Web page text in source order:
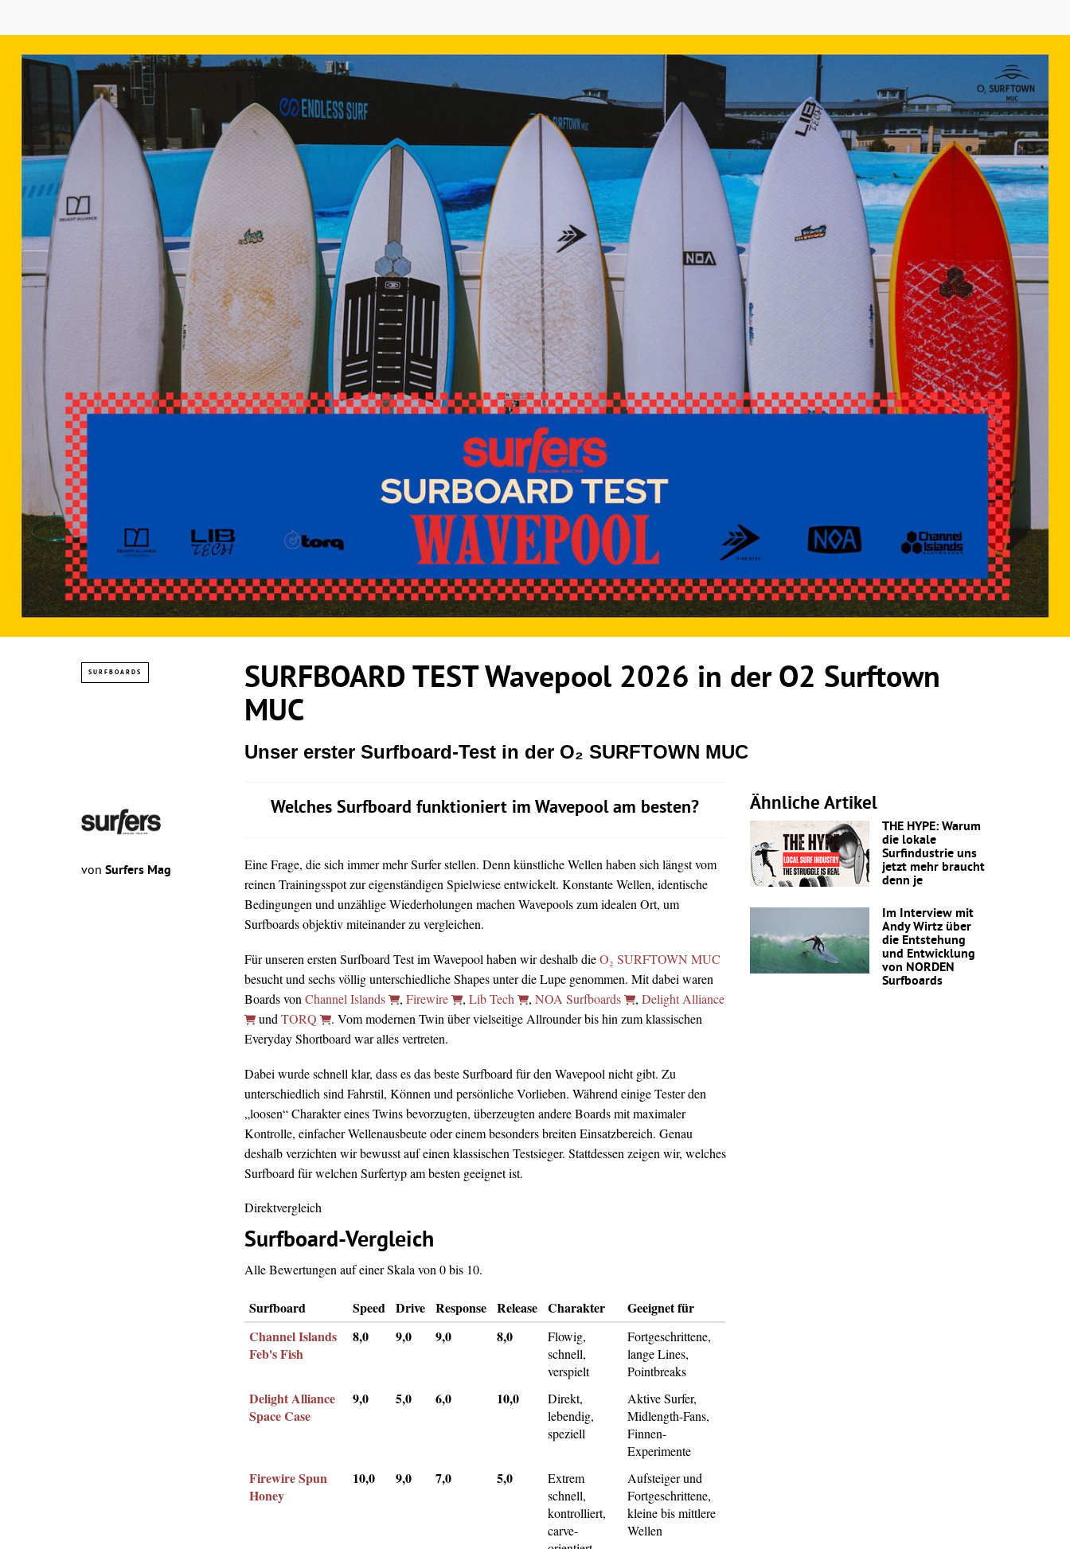
SURFBOARDS
SURFBOARD TEST Wavepool 2026 in der O2 Surftown
MUC
Unser erster Surfboard-Test in der O₂ SURFTOWN MUC
von Surfers Mag
Welches Surfboard funktioniert im Wavepool am besten?
Eine Frage, die sich immer mehr Surfer stellen. Denn künstliche Wellen haben sich längst vom
reinen Trainingsspot zur eigenständigen Spielwiese entwickelt. Konstante Wellen, identische
Bedingungen und unzählige Wiederholungen machen Wavepools zum idealen Ort, um
Surfboards objektiv miteinander zu vergleichen.
Für unseren ersten Surfboard Test im Wavepool haben wir deshalb dieO₂ SURFTOWN MUC
besucht und sechs völlig unterschiedliche Shapes unter die Lupe genommen. Mit dabei waren
Boards von Channel Islands , Firewire , Lib Tech , NOA Surfboards , Delight Alliance
und TORQ
. Vom modernen Twin über vielseitige Allrounder bis hin zum klassischen
Everyday Shortboard war alles vertreten.
Dabei wurde schnell klar, dass es das beste Surfboard für den Wavepool nicht gibt. Zu
unterschiedlich sind Fahrstil, Können und persönliche Vorlieben. Während einige Tester den
„loosen“ Charakter eines Twins bevorzugten, überzeugten andere Boards mit maximaler
Kontrolle, einfacher Wellenausbeute oder einem besonders breiten Einsatzbereich. Genau
deshalb verzichten wir bewusst auf einen klassischen Testsieger. Stattdessen zeigen wir, welches
Surfboard für welchen Surfertyp am besten geeignet ist.
Direktvergleich
Surfboard-Vergleich
Alle Bewertungen auf einer Skala von 0 bis 10.
Surfboard Speed Drive Response Release Charakter
Geeignet für
Channel Islands
Feb's Fish
8,0 9,0 9,0 8,0
Flowig,
schnell,
verspielt
Fortgeschrittene,
lange Lines,
Pointbreaks
Delight Alliance
Space Case
9,0 5,0 6,0 10,0
Direkt,
lebendig,
speziell
Aktive Surfer,
Midlength-Fans,
Finnen-
Experimente
Firewire Spun
Honey
10,0 9,0 7,0 5,0
Extrem
schnell,
kontrolliert,
carve-
Aufsteiger und
Fortgeschrittene,
kleine bis mittlere
Wellen
Ähnliche Artikel
THE HYPE: Warum
die lokale
Surfindustrie uns
jetzt mehr braucht
denn je
Im Interview mit
Andy Wirtz über
die Entstehung
und Entwicklung
von NORDEN
Surfboards